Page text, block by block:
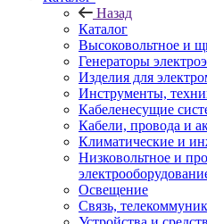
Назад
Каталог
Высоковольтное и
Генераторы
Изделия для
Инструменты,
Кабеленесущие
Кабели, провода и
Климатические и
Низковольтное и
Освещение
Связь,